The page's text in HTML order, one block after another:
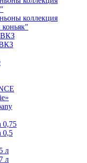
коллекция
коньяк"
0,75
0,5
л
л